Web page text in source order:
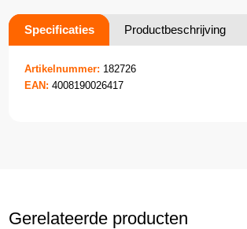
Specificaties Productbeschrijving
Artikelnummer: 182726
EAN: 4008190026417
Gerelateerde producten